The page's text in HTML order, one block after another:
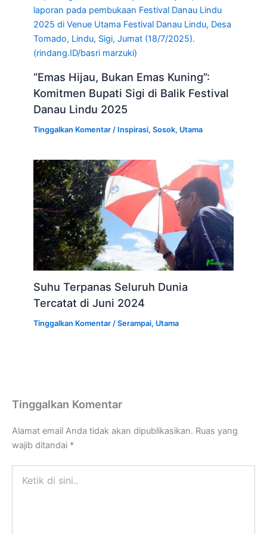
laporan pada pembukaan Festival Danau Lindu
2025 di Venue Utama Festival Danau Lindu, Desa
Tomado, Lindu, Sigi, Jumat (18/7/2025).
(rindang.ID/basri marzuki)
“Emas Hijau, Bukan Emas Kuning”:
Komitmen Bupati Sigi di Balik Festival
Danau Lindu 2025
Tinggalkan Komentar / Inspirasi,Sosok, Utama
Suhu Terpanas Seluruh Dunia
Tercatat di Juni 2024
Tinggalkan Komentar /Serampai, Utama
Tinggalkan Komentar
Alamat email Anda tidak akan dipublikasikan. Ruas yang
wajib ditandai *